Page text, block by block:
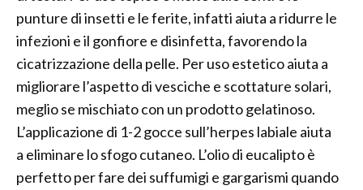
punture di insetti e le ferite, infatti aiuta a ridurre le
infezioni e il gonfiore e disinfetta, favorendo la
cicatrizzazione della pelle. Per uso estetico aiuta a
migliorare l’aspetto di vesciche e scottature solari,
meglio se mischiato con un prodotto gelatinoso.
L’applicazione di 1-2 gocce sull’herpes labiale aiuta
a eliminare lo sfogo cutaneo. L’olio di eucalipto è
perfetto per fare dei suffumigi e gargarismi quando